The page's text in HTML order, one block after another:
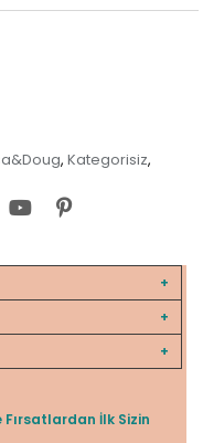
, Kategorisiz,
Fırsatlardan İlk Sizin